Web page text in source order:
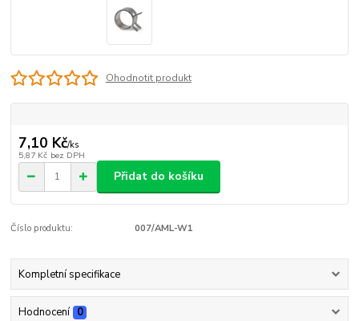
Ohodnotit produkt
7,10 Kč/ks
5,87 Kč bez DPH
Přidat do košíku
Číslo produktu: 007/AML-W1
Kompletní specifikace
Hodnocení 0